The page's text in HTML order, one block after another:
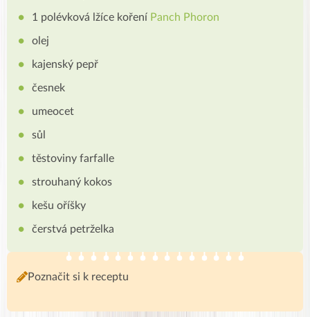
1 polévková lžíce koření Panch Phoron
olej
kajenský pepř
česnek
umeocet
sůl
těstoviny farfalle
strouhaný kokos
kešu oříšky
čerstvá petrželka
Poznačit si k receptu